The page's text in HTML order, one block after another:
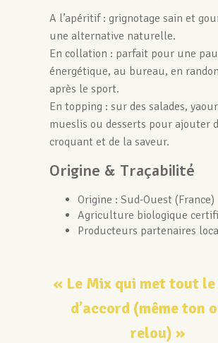
A l’apéritif : grignotage sain et
une alternative naturelle.
En collation : parfait pour une
énergétique, au bureau, en
après le sport.
En topping : sur des salades,
mueslis ou desserts pour ajouter
croquant et de la saveur.
Origine & Traçabilité
Origine : Sud-Ouest (France)
Agriculture biologique
Producteurs partenaires
« Le Mix qui met tout le
d’accord (même ton
relou) »